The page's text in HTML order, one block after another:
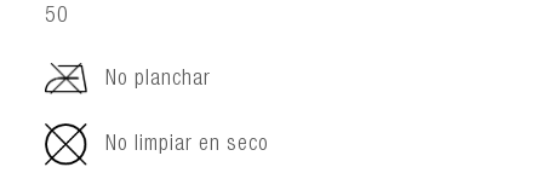
50
No planchar
No limpiar en seco